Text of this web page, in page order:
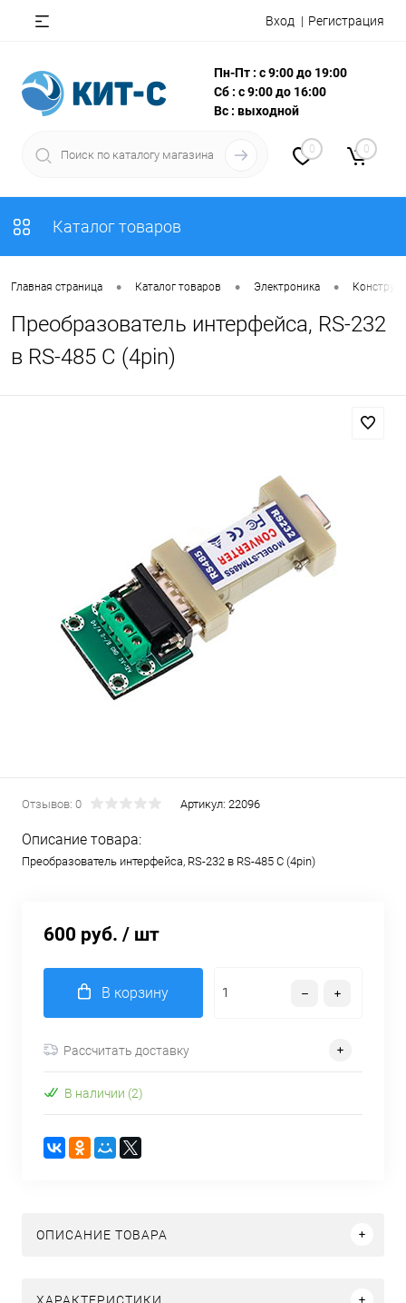
Вход Регистрация
Пн-Пт : с 9:00 до 19:00
Сб : с 9:00 до 16:00
Вс : выходной
0 0
Каталог товаров
Главная страница • Каталог товаров • Электроника •
Преобразователь интерфейса, RS-232
в RS-485 C (4pin)
Отзывов: 0 Артикул: 22096
Описание товара:
Преобразователь интерфейса, RS-232 в RS-485 C (4pin)
600 руб. / шт
В корзину
Рассчитать доставку
В наличии (2)
ОПИСАНИЕ ТОВАРА
ХАРАКТЕРИСТИКИ